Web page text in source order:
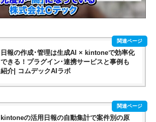
日報の作成･管理は生成AI × kintoneで効率化
できる！プラグイン･連携サービスと事例も
紹介| コムデックAIラボ
kintoneの活用日報の自動集計で案件別の原